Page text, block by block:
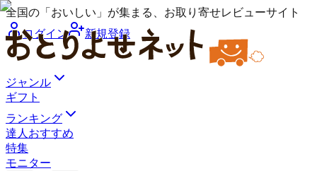
全国の「おいしい」が集まる、お取り寄せレビューサイト
ログイン
新規登録
ジャンル
ギフト
ランキング
達人おすすめ
特集
モニター